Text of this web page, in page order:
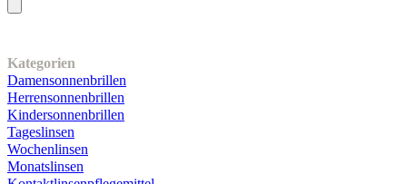
Kategorien
Damensonnenbrillen
Herrensonnenbrillen
Kindersonnenbrillen
Tageslinsen
Wochenlinsen
Monatslinsen